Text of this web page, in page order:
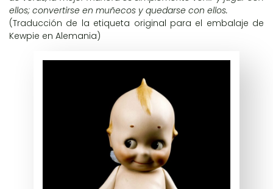
ellos; convertirse en muñecos y quedarse con ellos.
(Traducción de la etiqueta original para el embalaje de
Kewpie en Alemania)